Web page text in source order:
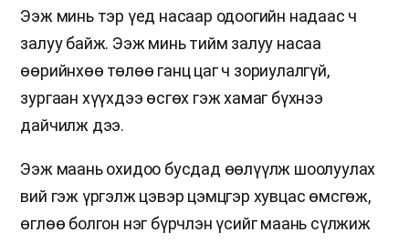
Ээж минь тэр үед насаар одоогийн надаас ч
залуу байж. Ээж минь тийм залуу насаа
өөрийнхөө төлөө ганц цаг ч зориулалгүй,
зургаан хүүхдээ өсгөх гэж хамаг бүхнээ
дайчилж дээ.
Ээж маань охидоо бусдад өөлүүлж шоолуулах
вий гэж үргэлж цэвэр цэмцгэр хувцас өмсгөж,
өглөө болгон нэг бүрчлэн үсийг маань сүлжиж